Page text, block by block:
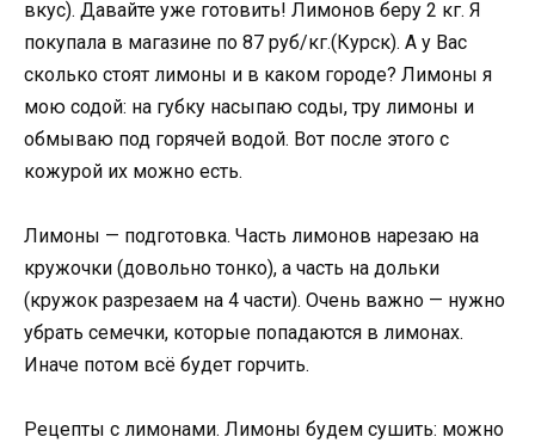
вкус). Давайте уже готовить! Лимонов беру 2 кг. Я
покупала в магазине по 87 руб/кг.(Курск). А у Вас
сколько стоят лимоны и в каком городе? Лимоны я
мою содой: на губку насыпаю соды, тру лимоны и
обмываю под горячей водой. Вот после этого с
кожурой их можно есть.
Лимоны — подготовка. Часть лимонов нарезаю на
кружочки (довольно тонко), а часть на дольки
(кружок разрезаем на 4 части). Очень важно — нужно
убрать семечки, которые попадаются в лимонах.
Иначе потом всё будет горчить.
Рецепты с лимонами. Лимоны будем сушить: можно